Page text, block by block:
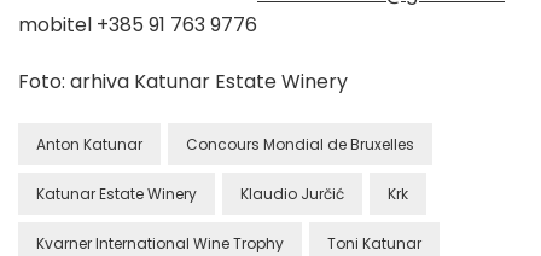
mobitel +385 91 763 9776
Foto: arhiva Katunar Estate Winery
Anton Katunar Concours Mondial de Bruxelles
Katunar Estate Winery Klaudio Jurčić Krk
Kvarner International Wine Trophy Toni Katunar